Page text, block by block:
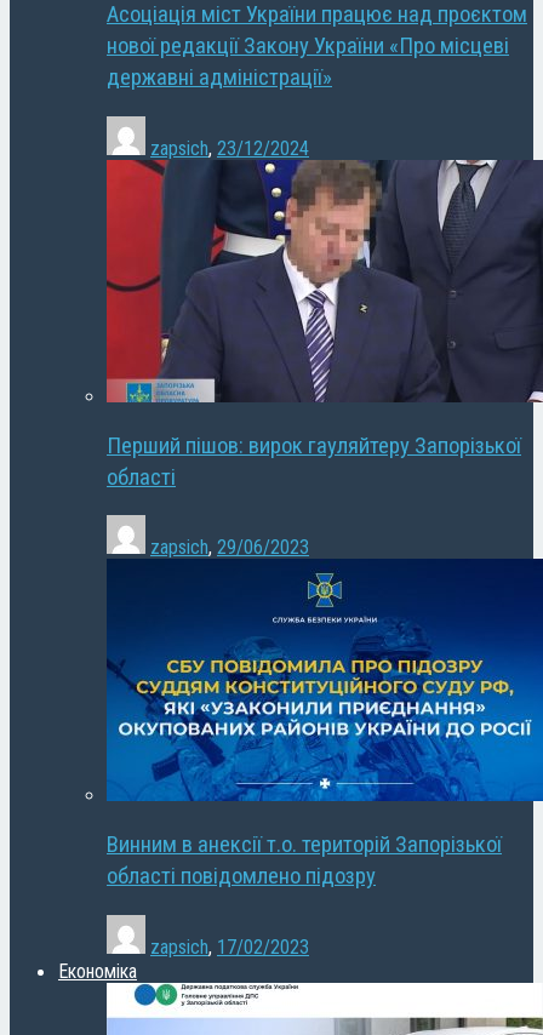
Асоціація міст України працює над проєктом
нової редакції Закону України «Про місцеві
державні адміністрації»
zapsich, 23/12/2024
Перший пішов: вирок гауляйтеру Запорізької
області
zapsich, 29/06/2023
Винним в анексії т.о. територій Запорізької
області повідомлено підозру
zapsich, 17/02/2023
Економіка